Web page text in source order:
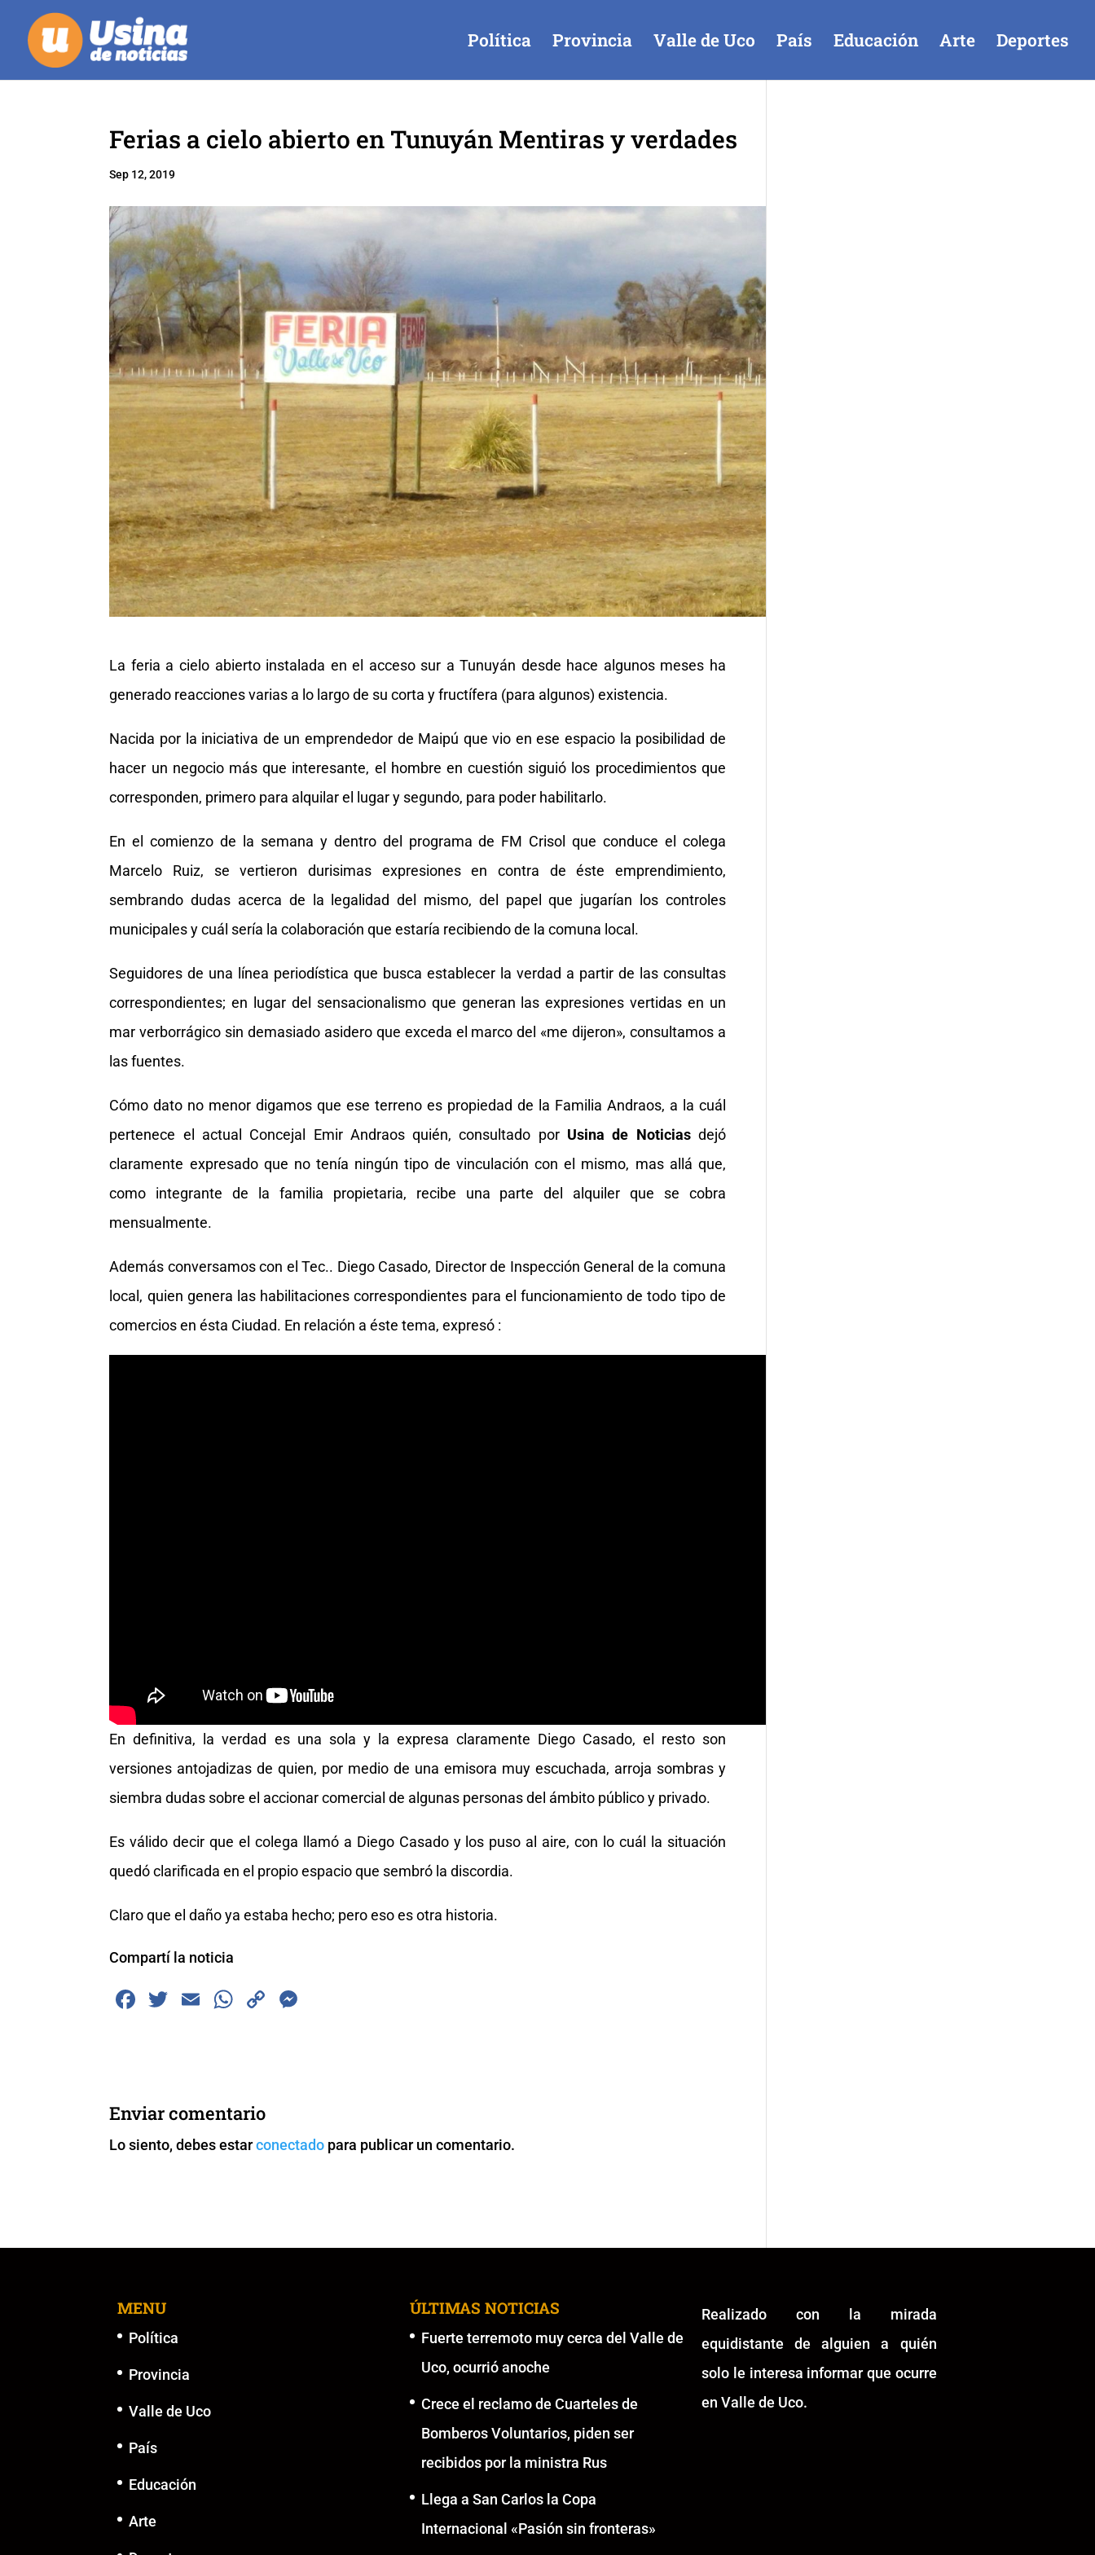
Política Provincia Valle de Uco País Educación Arte Deportes
Ferias a cielo abierto en Tunuyán Mentiras y verdades
Sep 12, 2019
La feria a cielo abierto instalada en el acceso sur a Tunuyán desde hace algunos meses ha
generado reacciones varias a lo largo de su corta y fructífera (para algunos) existencia.
Nacida por la iniciativa de un emprendedor de Maipú que vio en ese espacio la posibilidad de
hacer un negocio más que interesante, el hombre en cuestión siguió los procedimientos que
corresponden, primero para alquilar el lugar y segundo, para poder habilitarlo.
En el comienzo de la semana y dentro del programa de FM Crisol que conduce el colega
Marcelo Ruiz, se vertieron durisimas expresiones en contra de éste emprendimiento,
sembrando dudas acerca de la legalidad del mismo, del papel que jugarían los controles
municipales y cuál sería la colaboración que estaría recibiendo de la comuna local.
Seguidores de una línea periodística que busca establecer la verdad a partir de las consultas
correspondientes; en lugar del sensacionalismo que generan las expresiones vertidas en un
mar verborrágico sin demasiado asidero que exceda el marco del «me dijeron», consultamos a
las fuentes.
Cómo dato no menor digamos que ese terreno es propiedad de la Familia Andraos, a la cuál
pertenece el actual Concejal Emir Andraos quién, consultado por Usina de Noticias dejó
claramente expresado que no tenía ningún tipo de vinculación con el mismo, mas allá que,
como integrante de la familia propietaria, recibe una parte del alquiler que se cobra
mensualmente.
Además conversamos con el Tec.. Diego Casado, Director de Inspección General de la comuna
local, quien genera las habilitaciones correspondientes para el funcionamiento de todo tipo de
comercios en ésta Ciudad. En relación a éste tema, expresó :
En definitiva, la verdad es una sola y la expresa claramente Diego Casado, el resto son
versiones antojadizas de quien, por medio de una emisora muy escuchada, arroja sombras y
siembra dudas sobre el accionar comercial de algunas personas del ámbito público y privado.
Es válido decir que el colega llamó a Diego Casado y los puso al aire, con lo cuál la situación
quedó clarificada en el propio espacio que sembró la discordia.
Claro que el daño ya estaba hecho; pero eso es otra historia.
Compartí la noticia
F
b
o
o
T
E
W
A
p
p
C
k
er
Enviar comentario
Lo siento, debes estarconectado para publicar un comentario.
MENU
Política
Provincia
Valle de Uco
País
Educación
Arte
ÚLTIMAS NOTICIAS
Fuerte terremoto muy cerca del Valle de
Uco, ocurrió anoche
Crece el reclamo de Cuarteles de
Bomberos Voluntarios, piden ser
recibidos por la ministra Rus
Llega a San Carlos la Copa
Internacional «Pasión sin fronteras»
Realizado con la mirada
equidistante de alguien a quién
solo le interesa informar que ocurre
en Valle de Uco.